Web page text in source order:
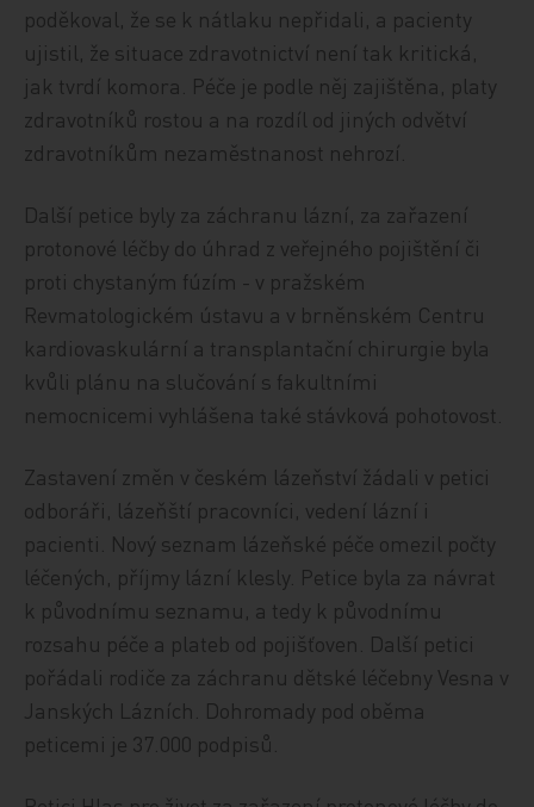
poděkoval, že se k nátlaku nepřidali, a pacienty
ujistil, že situace zdravotnictví není tak kritická,
jak tvrdí komora. Péče je podle něj zajištěna, platy
zdravotníků rostou a na rozdíl od jiných odvětví
zdravotníkům nezaměstnanost nehrozí.
Další petice byly za záchranu lázní, za zařazení
protonové léčby do úhrad z veřejného pojištění či
proti chystaným fúzím - v pražském
Revmatologickém ústavu a v brněnském Centru
kardiovaskulární a transplantační chirurgie byla
kvůli plánu na slučování s fakultními
nemocnicemi vyhlášena také stávková pohotovost.
Zastavení změn v českém lázeňství žádali v petici
odboráři, lázeňští pracovníci, vedení lázní i
pacienti. Nový seznam lázeňské péče omezil počty
léčených, příjmy lázní klesly. Petice byla za návrat
k původnímu seznamu, a tedy k původnímu
rozsahu péče a plateb od pojišťoven. Další petici
pořádali rodiče za záchranu dětské léčebny Vesna v
Janských Lázních. Dohromady pod oběma
peticemi je 37.000 podpisů.